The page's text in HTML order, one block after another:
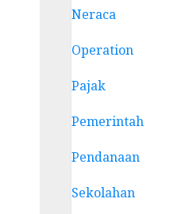
Neraca
Operation
Pajak
Pemerintah
Pendanaan
Sekolahan